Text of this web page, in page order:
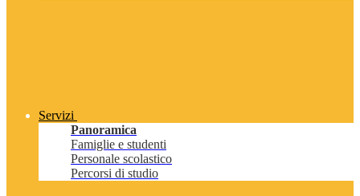
Servizi
Panoramica
Famiglie e studenti
Personale scolastico
Percorsi di studio